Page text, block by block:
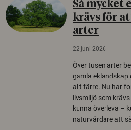
Så mycket
krävs för
arter
22 juni 2026
Över tusen arter
gamla eklandskap
allt färre. Nu har
livsmiljö som
kunna överleva –
naturvårdare att